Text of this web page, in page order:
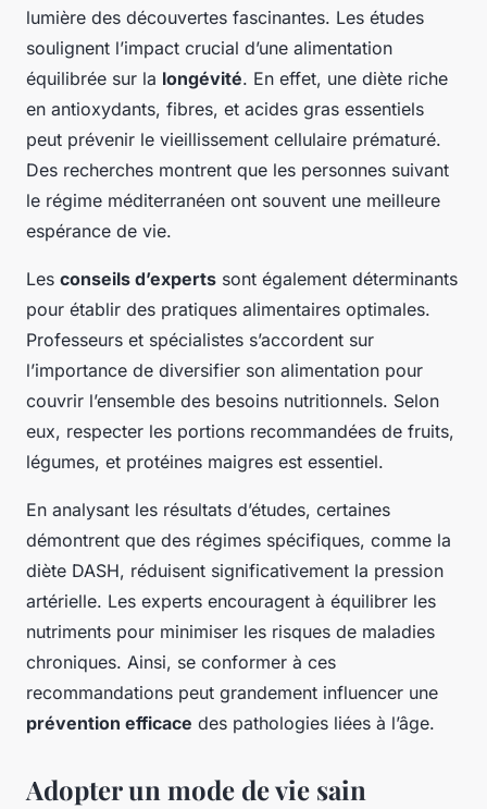
lumière des découvertes fascinantes. Les études
soulignent l’impact crucial d’une alimentation
équilibrée sur la longévité. En effet, une diète riche
en antioxydants, fibres, et acides gras essentiels
peut prévenir le vieillissement cellulaire prématuré.
Des recherches montrent que les personnes suivant
le régime méditerranéen ont souvent une meilleure
espérance de vie.
Les conseils d’experts sont également déterminants
pour établir des pratiques alimentaires optimales.
Professeurs et spécialistes s’accordent sur
l’importance de diversifier son alimentation pour
couvrir l’ensemble des besoins nutritionnels. Selon
eux, respecter les portions recommandées de fruits,
légumes, et protéines maigres est essentiel.
En analysant les résultats d’études, certaines
démontrent que des régimes spécifiques, comme la
diète DASH, réduisent significativement la pression
artérielle. Les experts encouragent à équilibrer les
nutriments pour minimiser les risques de maladies
chroniques. Ainsi, se conformer à ces
recommandations peut grandement influencer une
prévention efficace des pathologies liées à l’âge.
Adopter un mode de vie sain